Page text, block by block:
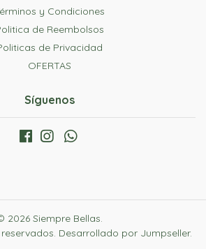
y Condiciones
de Reembolsos
de Privacidad
OFERTAS
Síguenos
2026 Siempre Bellas.
Desarrollado por Jumpseller.